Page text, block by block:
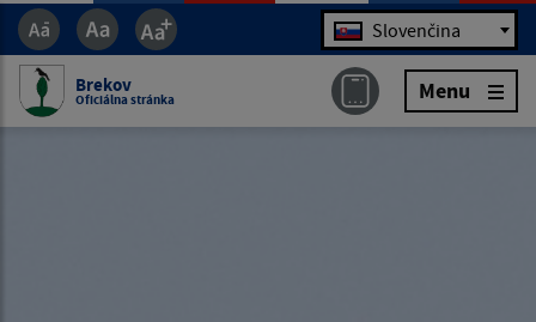
Jazyk Slovenčina
Brekov
Oficiálna stránka Menu